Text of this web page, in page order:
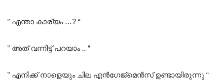
” എന്താ കാര്യം …? “
” അത് വന്നിട്ട് പറയാം .. “
” എനിക്ക് നാളെയും ചില എൻഗേജ്മെൻസ് ഉണ്ടായിരുന്നു “